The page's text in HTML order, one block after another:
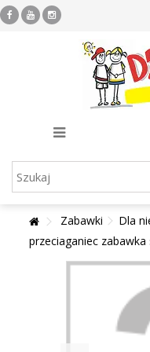
Zabawki Dla
przeciaganiec